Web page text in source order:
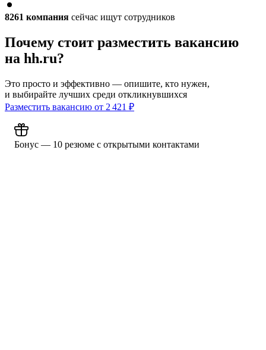
8261 компания сейчас ищут сотрудников
Почему стоит разместить вакансию
на hh.ru?
Это просто и эффективно — опишите, кто нужен,
и выбирайте лучших среди откликнувшихся
Разместить вакансию от 2 421 ₽
Бонус — 10 резюме с открытыми контактами